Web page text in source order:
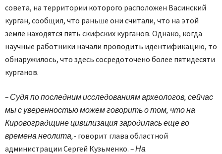
совета, на территории которого расположен Васинский
курган, сообщил, что раньше они считали, что на этой
земле находятся пять скифских курганов. Однако, когда
научные работники начали проводить идентификацию, то
обнаружилось, что здесь сосредоточено более пятидесяти
курганов.
– Судя по последним исследованиям археологов, сейчас
мы с уверенностью можем говорить о том, что на
Кировоградщине цивилизация зародилась еще во
времена неолита, - говорит глава областной
администрации Сергей Кузьменко. – На